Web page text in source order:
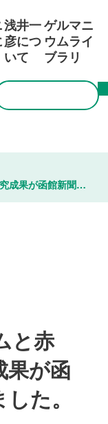
浅井一
彦につ
いて
ゲルマニ
ウムライ
ブラリ
アサイゲルマニウムと赤血球に関する研究成果が函館新聞に掲載されました。
と赤
果が函
た。